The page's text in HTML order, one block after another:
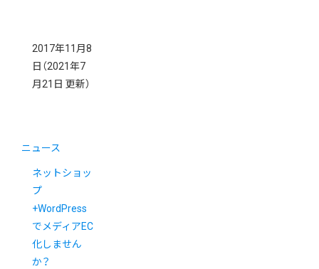
2017年11月8
日 （2021年7
月21日 更新）
ニュース
ネットショッ
プ
+WordPress
でメディアEC
化しません
か？